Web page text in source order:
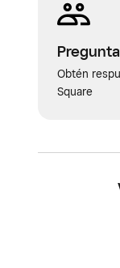
Obtén
Square